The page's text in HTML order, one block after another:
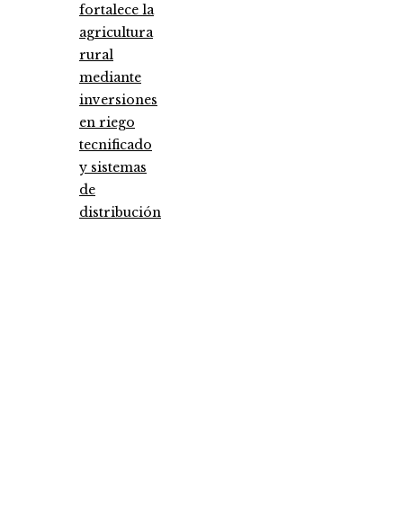
fortalece la
agricultura
rural
mediante
inversiones
en riego
tecnificado
y sistemas
de
distribución